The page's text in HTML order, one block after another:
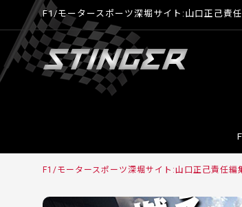
F1/モータースポーツ深堀サイト:山口正己責
F1/モータースポーツ深堀サイト:山口正己責任編